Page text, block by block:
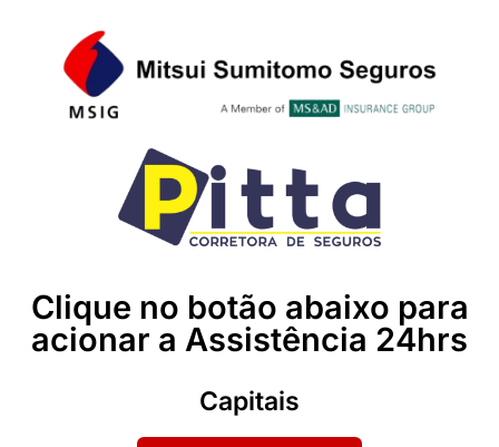
Clique no botão abaixo para
acionar a Assistência 24hrs
Capitais